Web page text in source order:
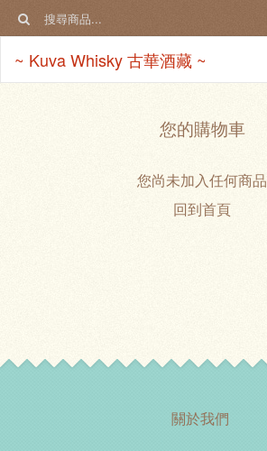
~ Kuva Whisky 古華酒藏 ~
您的購物車
您尚未加入任何商品
回到首頁
關於我們